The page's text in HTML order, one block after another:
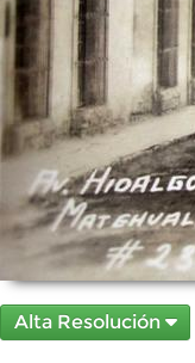
Alta Resolución